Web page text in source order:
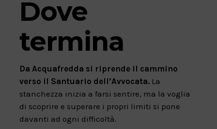
Dove
termina
Da Acquafredda si riprende il cammino
verso il Santuario dell’Avvocata. La
stanchezza inizia a farsi sentire, ma la voglia
di scoprire e superare i propri limiti si pone
davanti ad ogni difficoltà.